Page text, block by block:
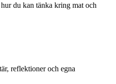
du kan tänka kring mat och
reflektioner och egna